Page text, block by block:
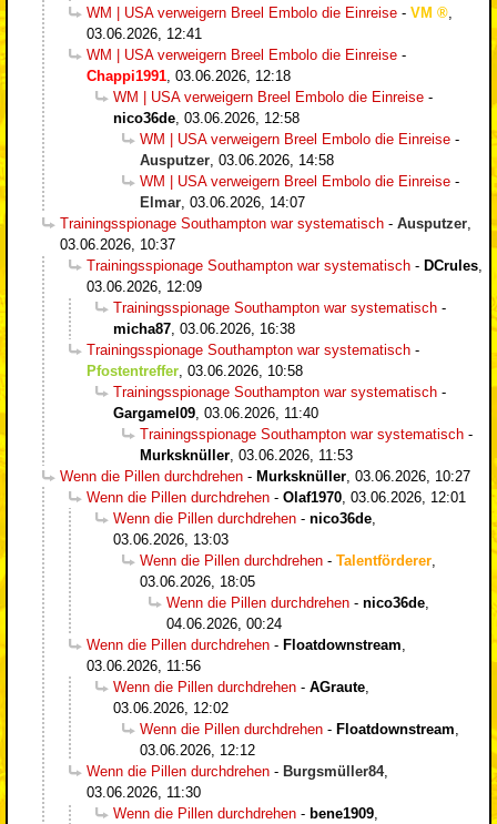
WM | USA verweigern Breel Embolo die Einreise - VM
03.06.2026, 12:41
WM | USA verweigern Breel Embolo die Einreise -
Chappi1991 03.06.2026, 12:18
WM | USA verweigern Breel Embolo die Einreise -
nico36de 03.06.2026, 12:58
WM | USA verweigern Breel Embolo die Einreise -
Ausputzer 03.06.2026, 14:58
WM | USA verweigern Breel Embolo die Einreise -
Elmar 03.06.2026, 14:07
Trainingsspionage Southampton war systematisch - Ausputzer
03.06.2026, 10:37
Trainingsspionage Southampton war systematisch - DCrules
03.06.2026, 12:09
Trainingsspionage Southampton war systematisch -
micha87 03.06.2026, 16:38
Trainingsspionage Southampton war systematisch -
Pfostentreffer 03.06.2026, 10:58
Trainingsspionage Southampton war systematisch -
Gargamel09 03.06.2026, 11:40
Trainingsspionage Southampton war systematisch -
Murksknüller 03.06.2026, 11:53
Wenn die Pillen durchdrehen - Murksknüller 03.06.2026, 10:27
Wenn die Pillen durchdrehen - Olaf1970 03.06.2026, 12:01
Wenn die Pillen durchdrehen - nico36de
03.06.2026, 13:03
Wenn die Pillen durchdrehen - Talentförderer
03.06.2026, 18:05
Wenn die Pillen durchdrehen - nico36de
04.06.2026, 00:24
Wenn die Pillen durchdrehen - Floatdownstream
03.06.2026, 11:56
Wenn die Pillen durchdrehen - AGraute
03.06.2026, 12:02
Wenn die Pillen durchdrehen - Floatdownstream
03.06.2026, 12:12
Wenn die Pillen durchdrehen - Burgsmüller84,
03.06.2026, 11:30
Wenn die Pillen durchdrehen - bene1909